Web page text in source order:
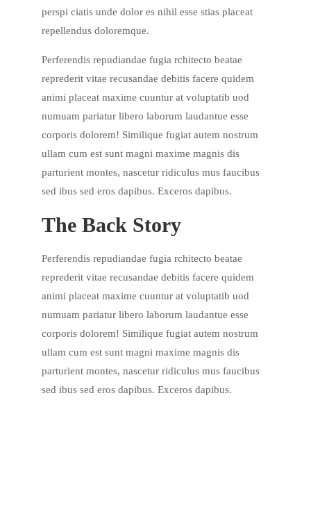
perspi ciatis unde dolor es nihil esse stias placeat
repellendus doloremque.
Perferendis repudiandae fugia rchitecto beatae
reprederit vitae recusandae debitis facere quidem
animi placeat maxime cuuntur at voluptatib uod
numuam pariatur libero laborum laudantue esse
corporis dolorem! Similique fugiat autem nostrum
ullam cum est sunt magni maxime magnis dis
parturient montes, nascetur ridiculus mus faucibus
sed ibus sed eros dapibus. Exceros dapibus.
The Back Story
Perferendis repudiandae fugia rchitecto beatae
reprederit vitae recusandae debitis facere quidem
animi placeat maxime cuuntur at voluptatib uod
numuam pariatur libero laborum laudantue esse
corporis dolorem! Similique fugiat autem nostrum
ullam cum est sunt magni maxime magnis dis
parturient montes, nascetur ridiculus mus faucibus
sed ibus sed eros dapibus. Exceros dapibus.